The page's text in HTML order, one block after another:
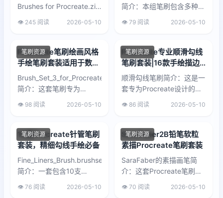
Brushes for Procreate.zip
简介：包含25支Procreate
👁️ 245 阅读 2026-05-10
简介：本组笔刷包含多种水
彩质感与晕染效果，适用于
👁️ 79 阅读 2026-05-10
笔刷资源
Procreate笔刷绘画风格
手绘笔刷套装适用于数字
插画与设计
Brush_Set_3_for_Procreate_and_Photoshop.zip
简介：这套笔刷专为
Procreate设计，基于作...
👁️ 98 阅读 2026-05-10
笔刷资源
Procreate专业顺滑勾线
笔刷套装|16款手绘描边
笔刷+2张纹理画布
顺滑勾线笔刷简介：这是一
套专为Procreate设计的勾
线笔刷工具包，包含16支
👁️ 86 阅读 2026-05-10
笔刷资源
10支Procreate针管笔刷
套装，精细勾线手绘必备
Fine_Liners_Brush.brushset
简介：一套包含10支
Procreate针管笔刷，专为
👁️ 76 阅读 2026-05-10
笔刷资源
SaraFaber2B铅笔软粒
素描Procreate笔刷套装
SaraFaber的素描画笔简
介：这套Procreate笔刷包
含多款手绘质感工具，主打
👁️ 70 阅读 2026-05-10